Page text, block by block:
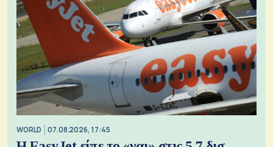
WORLD 07.08.2026, 17:45